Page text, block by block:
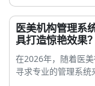
医美机构管理系
具打造惊艳效果？
在2026年，随着医
寻求专业的管理系